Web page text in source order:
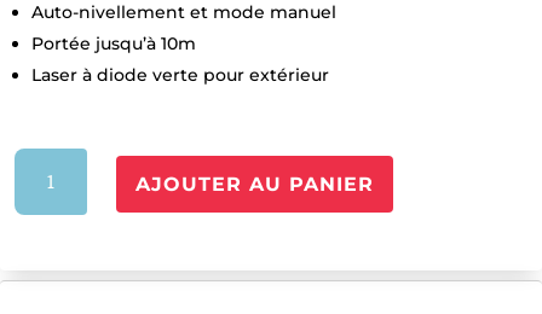
Auto-nivellement et mode manuel
Portée jusqu’à 10m
Laser à diode verte pour extérieur
quantité
MT-
LM570LD-
AJOUTER AU PANIER